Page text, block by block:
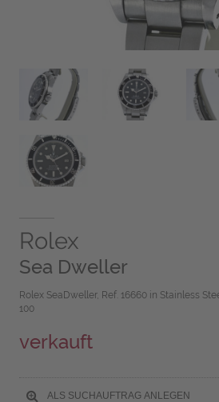
Rolex
Sea Dweller
Rolex SeaDweller, Ref. 16660 in Stainless
100
verkauft
ALS SUCHAUFTRAG ANLEGEN